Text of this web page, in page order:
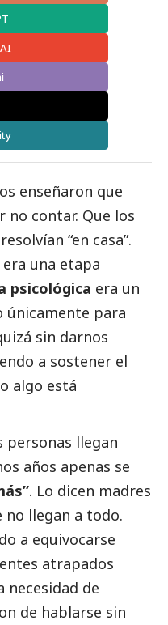
enseñaron que
no contar. Que los
“en casa”.
una etapa
psicológica era un
únicamente para
sin darnos
a sostener el
algo está
personas llegan
años apenas se
. Lo dicen madres
no llegan a todo.
a equivocarse
atrapados
necesidad de
de hablarse sin